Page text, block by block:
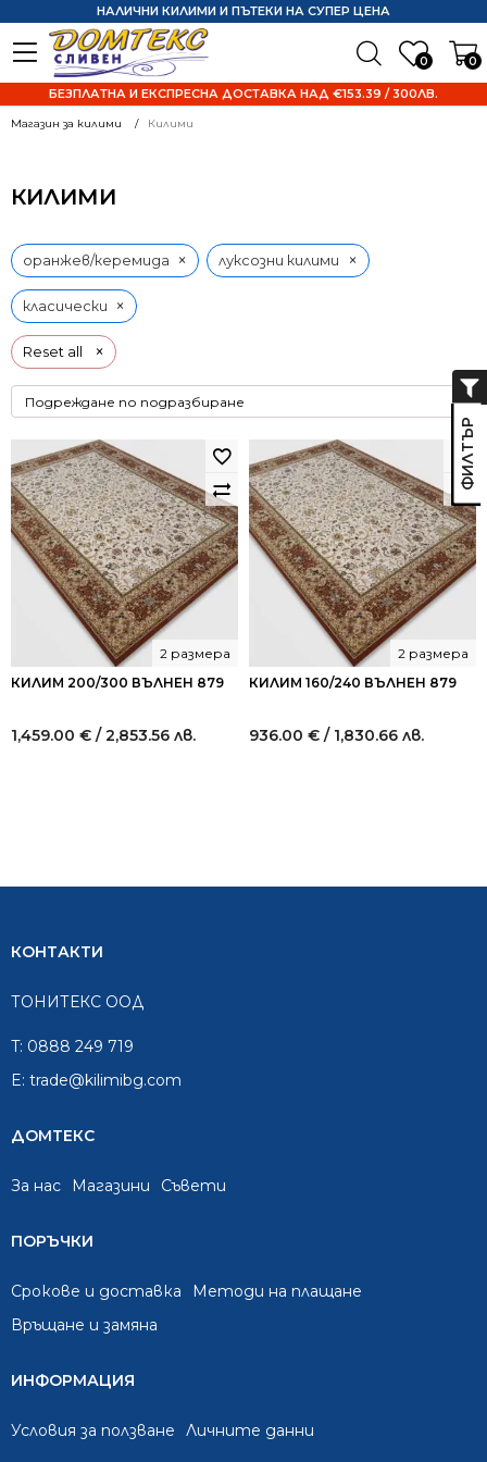
0 0
НАЛИЧНИ КИЛИМИ И ПЪТЕКИ НА СУПЕР ЦЕНА
БЕЗПЛАТНА И ЕКСПРЕСНА ДОСТАВКА НАД €153.39 / 300ЛВ.
Магазин за килими Килими
КИЛИМИ
Reset all ×
оранжев/керемида × луксозни килими ×
класически ×
КИЛИМ 200/300 ВЪЛНЕН 879
2 размера
1,459.00 € / 2,853.56 лв.
КИЛИМ 160/240 ВЪЛНЕН 879
2 размера
936.00 € / 1,830.66 лв.
КОНТАКТИ
ТОНИТЕКС ООД
T: 0888 249 719
E: trade@kilimibg.com
ДОМТЕКС
За нас Mагазини Съвети
ПОРЪЧКИ
Срокове и доставка
Методи на плащане
Връщане и замяна
ИНФОРМАЦИЯ
Условия за ползване Личните данни